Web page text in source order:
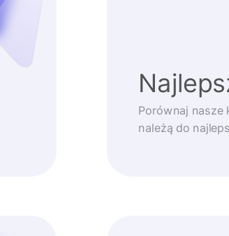
Porównaj nasze
należą do